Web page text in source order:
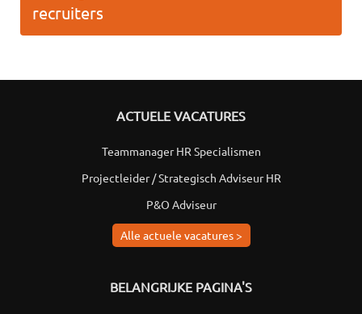
recruiters
ACTUELE VACATURES
Teammanager HR Specialismen
Projectleider / Strategisch Adviseur HR
P&O Adviseur
Alle actuele vacatures >
BELANGRIJKE PAGINA'S